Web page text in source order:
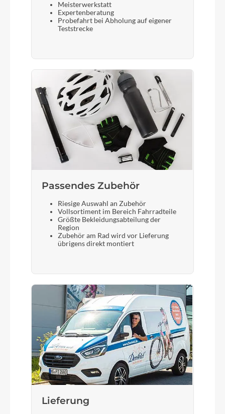
Gabel
Display
Bosch Mini Remote und System Controller
Sattelstütze
Limotec Alpha 1UH 31,6mm + SL-MT500-IL, 150
mm
Meisterwerkstatt
Expertenberatung
Probefahrt bei Abholung auf eigener
Teststrecke
Passendes Zubehör
Riesige Auswahl an Zubehör
Vollsortiment im Bereich Fahrradteile
Größte Bekleidungsabteilung der
Region
Zubehör am Rad wird vor Lieferung
übrigens direkt montiert
Lieferung